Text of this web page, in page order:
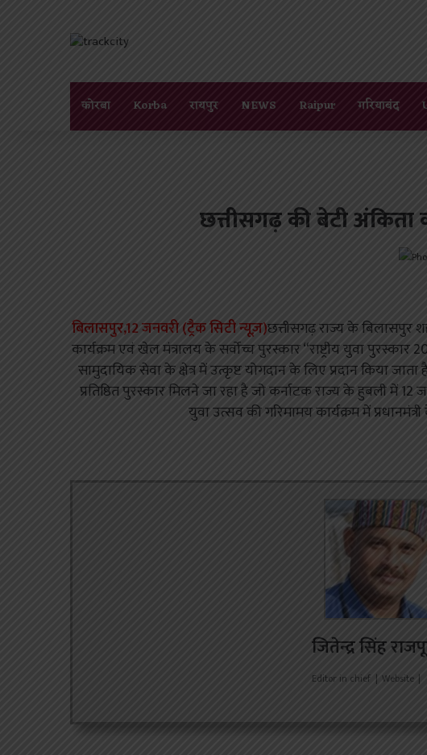
कोरबा Korba रायपुर NEWS Raipur गरियाबंद
छत्तीसगढ़ की बेटी अंकिता
बिलासपुर,12 जनवरी (ट्रैक सिटी न्यूज़)छत्तीसगढ़ राज्य के बिलासपुर
कार्यक्रम एवं खेल मंत्रालय के सर्वोच्च पुरस्कार “राष्ट्रीय युवा
सामुदायिक सेवा के क्षेत्र में उत्कृष्ट योगदान के लिए प्रदान किया
प्रतिष्ठित पुरस्कार मिलने जा रहा है जो कर्नाटक राज्य के हुबली में
युवा उत्सव की गरिमामय कार्यक्रम में
जितेन्द्र सिंह
Editor in chief | Website |